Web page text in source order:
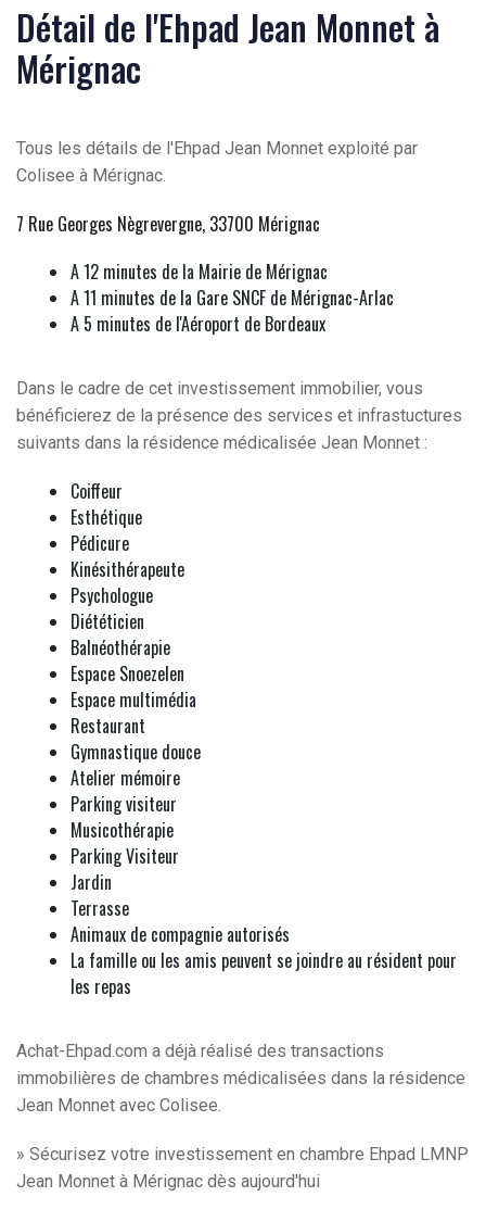
Détail de l'Ehpad Jean Monnet à
Mérignac
Tous les détails de l'Ehpad Jean Monnet exploité par
Colisee à Mérignac.
7 Rue Georges Nègrevergne, 33700 Mérignac
A 12 minutes de la Mairie de Mérignac
A 11 minutes de la Gare SNCF de Mérignac-Arlac
A 5 minutes de l'Aéroport de Bordeaux
Dans le cadre de cet investissement immobilier, vous
bénéficierez de la présence des services et infrastuctures
suivants dans la résidence médicalisée Jean Monnet :
Coiffeur
Esthétique
Pédicure
Kinésithérapeute
Psychologue
Diététicien
Balnéothérapie
Espace Snoezelen
Espace multimédia
Restaurant
Gymnastique douce
Atelier mémoire
Parking visiteur
Musicothérapie
Parking Visiteur
Jardin
Terrasse
Animaux de compagnie autorisés
La famille ou les amis peuvent se joindre au résident pour
les repas
Achat-Ehpad.com a déjà réalisé des transactions
immobilières de chambres médicalisées dans la résidence
Jean Monnet avec Colisee.
» Sécurisez votre investissement en chambre Ehpad LMNP
Jean Monnet à Mérignac dès aujourd'hui